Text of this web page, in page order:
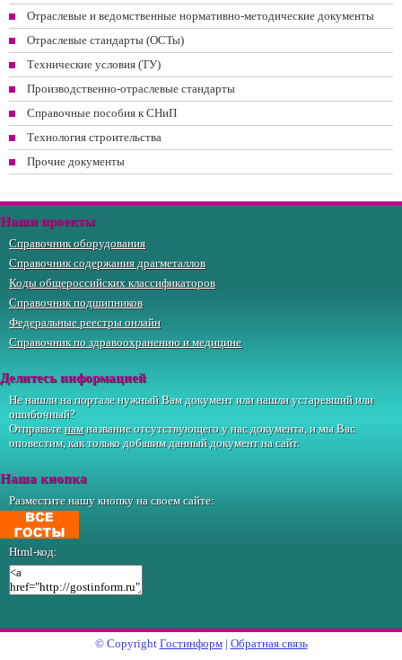
Отраслевые и ведомственные нормативно-методические документы
Отраслевые стандарты (ОСТы)
Технические условия (ТУ)
Производственно-отраслевые стандарты
Справочные пособия к СНиП
Технология строительства
Прочие документы
Наши проекты
Справочник оборудования
Справочник содержания драгметаллов
Коды общероссийских классификаторов
Справочник подшипников
Федеральные реестры онлайн
Справочник по здравоохранению и медицине
Делитесь информацией
Не нашли на портале нужный Вам документ или нашли устаревший или
ошибочный?
Отправьтенамназвание отсутствующего у нас документа, и мы Вас
оповестим, как только добавим данный документ на сайт.
Наша кнопка
Разместите нашу кнопку на своем сайте:
Html-код:
© Copyright Гостинформ| Обратная связь